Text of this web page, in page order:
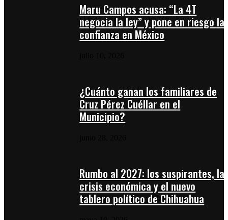
Maru Campos acusa: “La 4T
negocia la ley” y pone en riesgo la
confianza en México
¿Cuánto ganan los familiares de
Cruz Pérez Cuéllar en el
Municipio?
Rumbo al 2027: los suspirantes, la
crisis económica y el nuevo
tablero político de Chihuahua